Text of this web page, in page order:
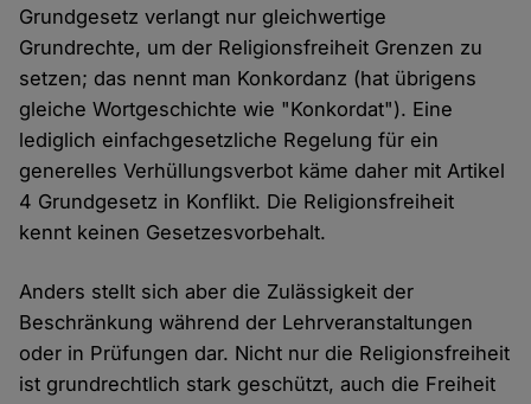
Grundgesetz verlangt nur gleichwertige
Grundrechte, um der Religionsfreiheit Grenzen zu
setzen; das nennt man Konkordanz (hat übrigens
gleiche Wortgeschichte wie "Konkordat"). Eine
lediglich einfachgesetzliche Regelung für ein
generelles Verhüllungsverbot käme daher mit Artikel
4 Grundgesetz in Konflikt. Die Religionsfreiheit
kennt keinen Gesetzesvorbehalt.
Anders stellt sich aber die Zulässigkeit der
Beschränkung während der Lehrveranstaltungen
oder in Prüfungen dar. Nicht nur die Religionsfreiheit
ist grundrechtlich stark geschützt, auch die Freiheit